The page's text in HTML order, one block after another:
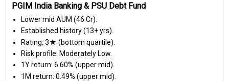
PGIM India Banking & PSU Debt Fund
Lower mid AUM (₹46 Cr).
Established history (13+ yrs).
Rating: 3★ (bottom quartile).
Risk profile: Moderately Low.
1Y return: 6.60% (upper mid).
1M return: 0.49% (upper mid).